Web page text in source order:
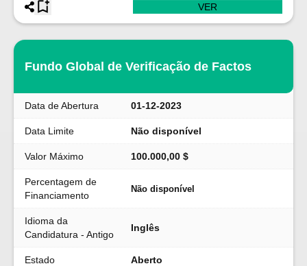
VER
Fundo Global de Verificação de Factos
Data de Abertura 01-12-2023
Data Limite Não disponível
Valor Máximo 100.000,00 $
Percentagem de
Financiamento
Não disponível
Idioma da
Candidatura - Antigo
Inglês
Estado Aberto